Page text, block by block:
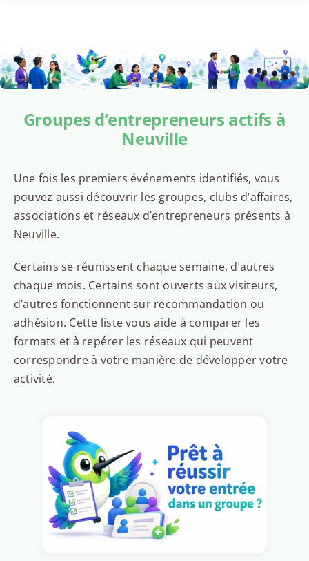
Groupes d’entrepreneurs actifs à
Neuville
Une fois les premiers événements identifiés, vous
pouvez aussi découvrir les groupes, clubs d’affaires,
associations et réseaux d’entrepreneurs présents à
Neuville.
Certains se réunissent chaque semaine, d’autres
chaque mois. Certains sont ouverts aux visiteurs,
d’autres fonctionnent sur recommandation ou
adhésion. Cette liste vous aide à comparer les
formats et à repérer les réseaux qui peuvent
correspondre à votre manière de développer votre
activité.